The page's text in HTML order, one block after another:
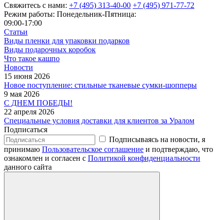
Свяжитесь с нами: +7 (495) 313-40-00 +7 (495) 971-77-72
Режим работы: Понедельник-Пятница:
09:00-17:00
Статьи
Виды пленки для упаковки подарков
Виды подарочных коробок
Что такое кашпо
Новости
15 июня 2026
Новое поступление: стильные тканевые сумки-шопперы
9 мая 2026
С ДНЕМ ПОБЕДЫ!
22 апреля 2026
Специальные условия доставки для клиентов за Уралом
Подписаться
Подписываясь на новости, я
принимаю Пользовательское соглашение и подтверждаю, что
ознакомлен и согласен с Политикой конфиденциальности
данного сайта